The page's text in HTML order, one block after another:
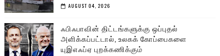
AUGUST 04, 2026
ஃபிஃபாவின் திட்டங்களுக்கு ஒப்புதல்
அளிக்கப்பட்டால், உலகக் கோப்பைகளை
யுஇஎஃப்ஏ புறக்கணிக்கும்